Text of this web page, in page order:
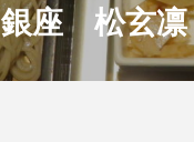
銀座 松玄